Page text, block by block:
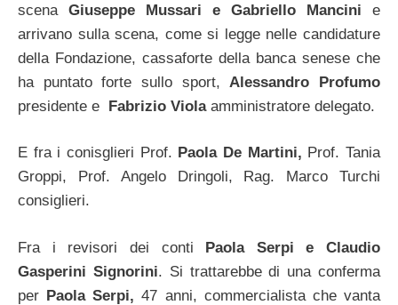
scena Giuseppe Mussari e Gabriello Mancini e
arrivano sulla scena, come si legge nelle candidature
della Fondazione, cassaforte della banca senese che
ha puntato forte sullo sport, Alessandro Profumo
presidente e Fabrizio Violaamministratore delegato.
E fra i conisglieri Prof. Paola De Martini, Prof. Tania
Groppi, Prof. Angelo Dringoli, Rag. Marco Turchi
consiglieri.
Fra i revisori dei conti Paola Serpi e Claudio
Gasperini Signorini. Si trattarebbe di una conferma
per Paola Serpi, 47 anni, commercialista che vanta